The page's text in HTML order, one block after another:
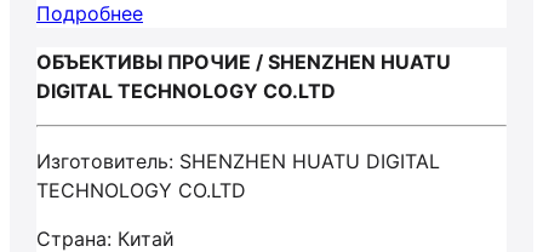
Подробнее
ОБЪЕКТИВЫ ПРОЧИЕ / SHENZHEN HUATU
DIGITAL TECHNOLOGY CO.LTD
Изготовитель: SHENZHEN HUATU DIGITAL
TECHNOLOGY CO.LTD
Страна: Китай